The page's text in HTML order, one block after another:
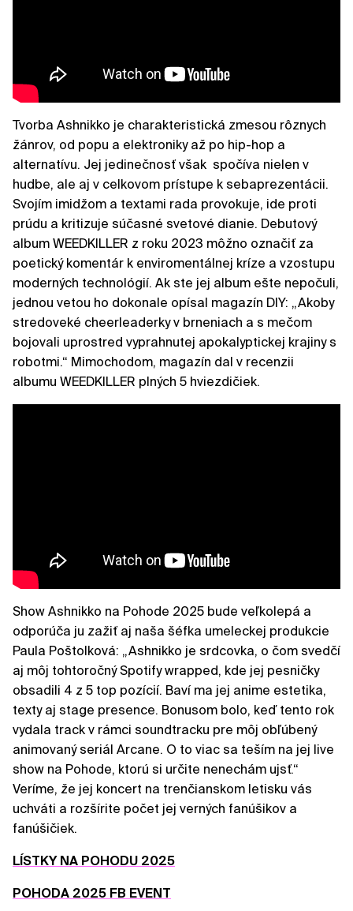
Tvorba Ashnikko je charakteristická zmesou rôznych
žánrov, od popu a elektroniky až po hip-hop a
alternatívu. Jej jedinečnosť však spočíva nielen v
hudbe, ale aj v celkovom prístupe k sebaprezentácii.
Svojím imidžom a textami rada provokuje, ide proti
prúdu a kritizuje súčasné svetové dianie. Debutový
album WEEDKILLER z roku 2023 môžno označiť za
poetický komentár k enviromentálnej kríze a vzostupu
moderných technológií. Ak ste jej album ešte nepočuli,
jednou vetou ho dokonale opísal magazín DIY: „Akoby
stredoveké cheerleaderky v brneniach a s mečom
bojovali uprostred vyprahnutej apokalyptickej krajiny s
robotmi.“ Mimochodom, magazín dal v recenzii
albumu WEEDKILLER plných 5 hviezdičiek.
Show Ashnikko na Pohode 2025 bude veľkolepá a
odporúča ju zažiť aj naša šéfka umeleckej produkcie
Paula Poštolková: „Ashnikko je srdcovka, o čom svedčí
aj môj tohtoročný Spotify wrapped, kde jej pesničky
obsadili 4 z 5 top pozícií. Baví ma jej anime estetika,
texty aj stage presence. Bonusom bolo, keď tento rok
vydala track v rámci soundtracku pre môj obľúbený
animovaný seriál Arcane. O to viac sa teším na jej live
show na Pohode, ktorú si určite nenechám ujsť.“
Veríme, že jej koncert na trenčianskom letisku vás
uchváti a rozšírite počet jej verných fanúšikov a
fanúšičiek.
LÍSTKY NA POHODU 2025
POHODA 2025 FB EVENT